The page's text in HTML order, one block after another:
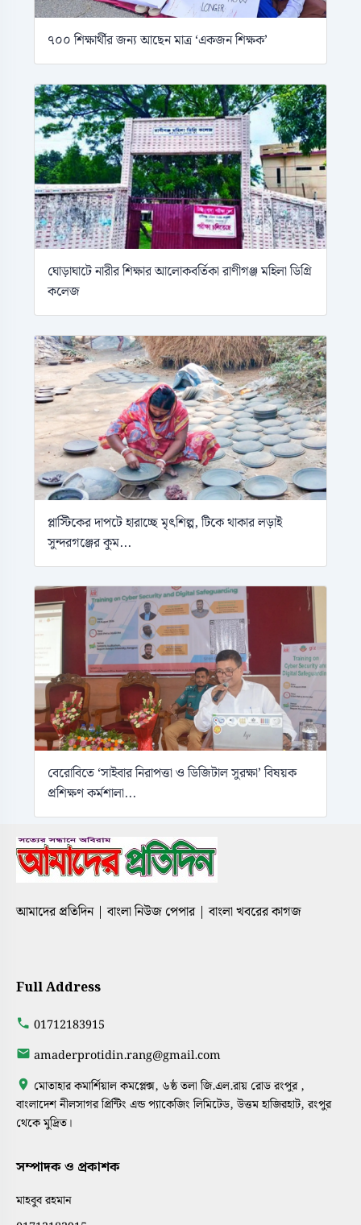
৭০০ শিক্ষার্থীর জন্য আছেন মাত্র ‘একজন শিক্ষক’
ঘোড়াঘাটে নারীর শিক্ষার আলোকবর্তিকা রাণীগঞ্জ মহিলা ডিগ্রি
কলেজ
প্লাস্টিকের দাপটে হারাচ্ছে মৃৎশিল্প, টিকে থাকার লড়াই
সুন্দরগঞ্জের কুম...
বেরোবিতে ‘সাইবার নিরাপত্তা ও ডিজিটাল সুরক্ষা’ বিষয়ক
প্রশিক্ষণ কর্মশালা...
আমাদের প্রতিদিন | বাংলা নিউজ পেপার | বাংলা খবরের কাগজ
Full Address
01712183915
amaderprotidin.rang@gmail.com
মোতাহার কমার্শিয়াল কমপ্লেক্স, ৬ষ্ঠ তলা জি.এল.রায় রোড রংপুর ,
বাংলাদেশ নীলসাগর প্রিন্টিং এন্ড প্যাকেজিং লিমিটেড, উত্তম হাজিরহাট, রংপুর
থেকে মুদ্রিত।
সম্পাদক ও প্রকাশক
মাহবুব রহমান